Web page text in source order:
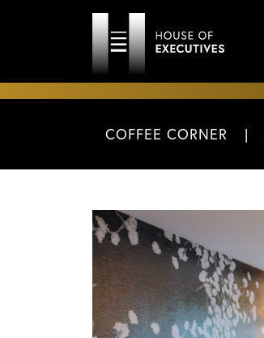
COFFEE CORNER